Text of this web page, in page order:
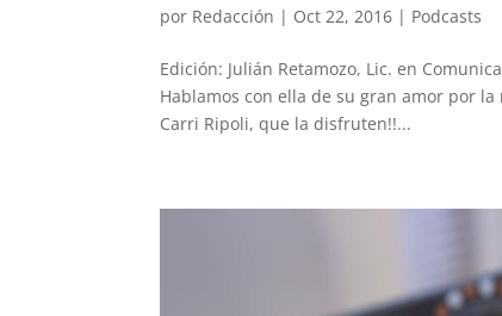
por Redacción | Oct 22, 2016 | Podcasts
Edición: Julián Retamozo, Lic. en
Hablamos con ella de su gran amor por
Carri Ripoli, que la disfruten!!...